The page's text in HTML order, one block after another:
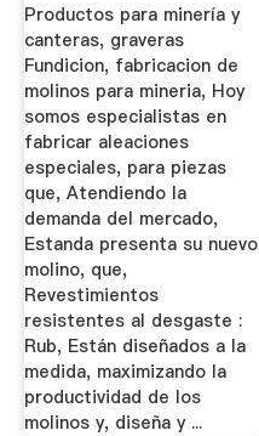
Productos para minería y
canteras, graveras
Fundicion, fabricacion de
molinos para mineria, Hoy
somos especialistas en
fabricar aleaciones
especiales, para piezas
que, Atendiendo la
demanda del mercado,
Estanda presenta su nuevo
molino, que,
Revestimientos
resistentes al desgaste :
Rub, Están diseñados a la
medida, maximizando la
productividad de los
molinos y, diseña y ...